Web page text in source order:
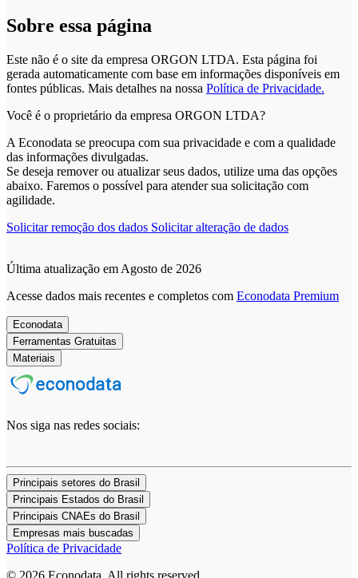
Sobre essa página
Este não é o site da empresa ORGON LTDA. Esta página foi
gerada automaticamente com base em informações disponíveis em
fontes públicas. Mais detalhes na nossa Política de Privacidade.
Você é o proprietário da empresa ORGON LTDA?
A Econodata se preocupa com sua privacidade e com a qualidade
das informações divulgadas.
Se deseja remover ou atualizar seus dados, utilize uma das opções
abaixo. Faremos o possível para atender sua solicitação com
agilidade.
Solicitar remoção dos dados Solicitar alteração de dados
Última atualização em Agosto de 2026
Acesse dados mais recentes e completos com Econodata Premium
Econodata
Ferramentas Gratuitas
Materiais
Nos siga nas redes sociais:
Principais setores do Brasil
Principais Estados do Brasil
Principais CNAEs do Brasil
Empresas mais buscadas
Política de Privacidade
© 2026 Econodata. All rights reserved.